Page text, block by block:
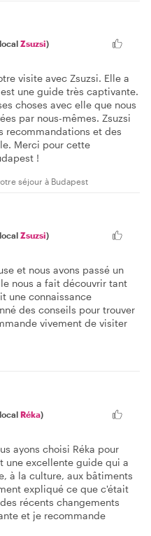
Zsuzsi)
visite avec Zsuzsi. Elle a
une guide très captivante.
choses avec elle que nous
par nous-mêmes. Zsuzsi
recommandations et des
Merci pour cette
!
séjour à Budapest
Zsuzsi)
et nous avons passé un
nous a fait découvrir tant
une connaissance
des conseils pour trouver
vivement de visiter
Réka)
ayons choisi Réka pour
une excellente guide qui a
à la culture, aux bâtiments
expliqué ce que c'était
récents changements
et je recommande